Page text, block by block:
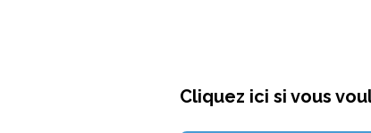
Cliquez ici si vous